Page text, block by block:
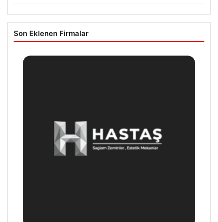
Son Eklenen Firmalar